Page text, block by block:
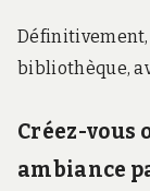
bibliothèque,
Créez-vous
ambiance